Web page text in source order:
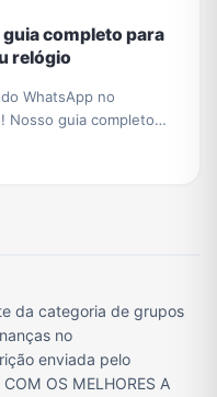
completo para
relógio
WhatsApp no
Nosso guia completo
da categoria de grupos
no
enviada pelo
OS MELHORES A